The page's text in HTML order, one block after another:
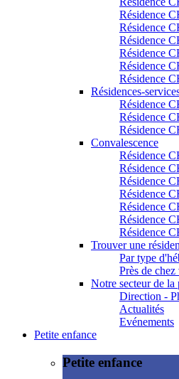
Résidence
Résidence
Résidence
Résidence
Résidence
Résidence
Résidences-
Résidence
Résidence
Résidence
Convalescence
Résidence
Résidence
Résidence
Résidence
Résidence
Résidence
Résidence
Trouver une
Par type
Près de chez
Notre secteur de la
Direction -
Actualités
Evénements
Petite enfance
Petite enfance